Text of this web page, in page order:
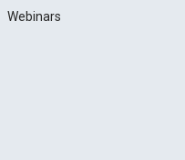
Webinars